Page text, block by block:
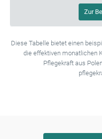
Zur
Diese Tabelle bietet einen
die effektiven monatlichen
Pflegekraft aus